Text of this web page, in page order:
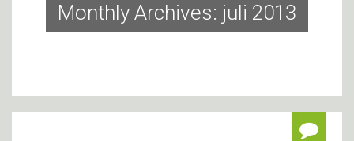
Monthly Archives: juli 2013